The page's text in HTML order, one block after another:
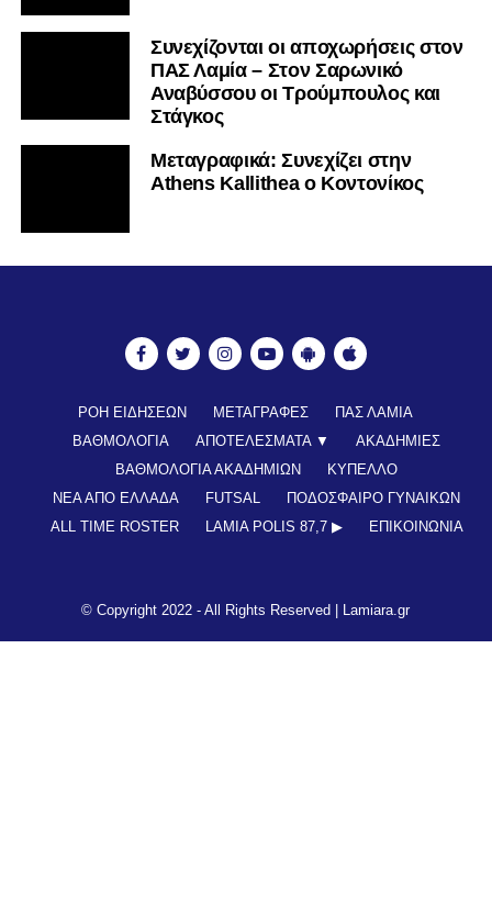
Συνεχίζονται οι αποχωρήσεις στον
ΠΑΣ Λαμία – Στον Σαρωνικό
Αναβύσσου οι Τρούμπουλος και
Στάγκος
Mεταγραφικά: Συνεχίζει στην
Athens Kallithea ο Κοντονίκος
ΡΟΗ ΕΙΔΗΣΕΩΝ ΜΕΤΑΓΡΑΦΕΣ
ΠΑΣ ΛΑΜΙΑ
ΒΑΘΜΟΛΟΓΙΑ
ΑΠΟΤΕΛΕΣΜΑΤΑ ▼
ΑΚΑΔΗΜΙΕΣ
ΒΑΘΜΟΛΟΓΙΑ ΑΚΑΔΗΜΙΩΝ
ΚΥΠΕΛΛΟ
ΝΕΑ ΑΠΟ ΕΛΛΑΔΑ
FUTSAL
ΠΟΔΟΣΦΑΙΡΟ ΓΥΝΑΙΚΩΝ
ALL TIME ROSTER
LAMIA POLIS 87,7 ▶︎ ΕΠΙΚΟΙΝΩΝΊΑ
© Copyright 2022 - All Rights Reserved | Lamiara.gr